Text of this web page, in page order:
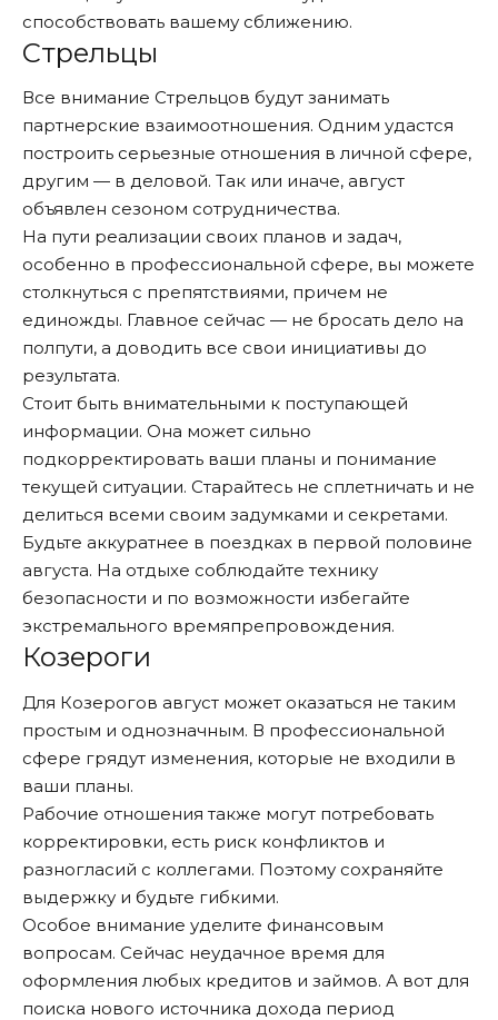
способствовать вашему сближению.
Стрельцы
Все внимание Стрельцов будут занимать
партнерские взаимоотношения. Одним удастся
построить серьезные отношения в личной сфере,
другим — в деловой. Так или иначе, август
объявлен сезоном сотрудничества.
На пути реализации своих планов и задач,
особенно в профессиональной сфере, вы можете
столкнуться с препятствиями, причем не
единожды. Главное сейчас — не бросать дело на
полпути, а доводить все свои инициативы до
результата.
Стоит быть внимательными к поступающей
информации. Она может сильно
подкорректировать ваши планы и понимание
текущей ситуации. Старайтесь не сплетничать и не
делиться всеми своим задумками и секретами.
Будьте аккуратнее в поездках в первой половине
августа. На отдыхе соблюдайте технику
безопасности и по возможности избегайте
экстремального времяпрепровождения.
Козероги
Для Козерогов август может оказаться не таким
простым и однозначным. В профессиональной
сфере грядут изменения, которые не входили в
ваши планы.
Рабочие отношения также могут потребовать
корректировки, есть риск конфликтов и
разногласий с коллегами. Поэтому сохраняйте
выдержку и будьте гибкими.
Особое внимание уделите финансовым
вопросам. Сейчас неудачное время для
оформления любых кредитов и займов. А вот для
поиска нового источника дохода период